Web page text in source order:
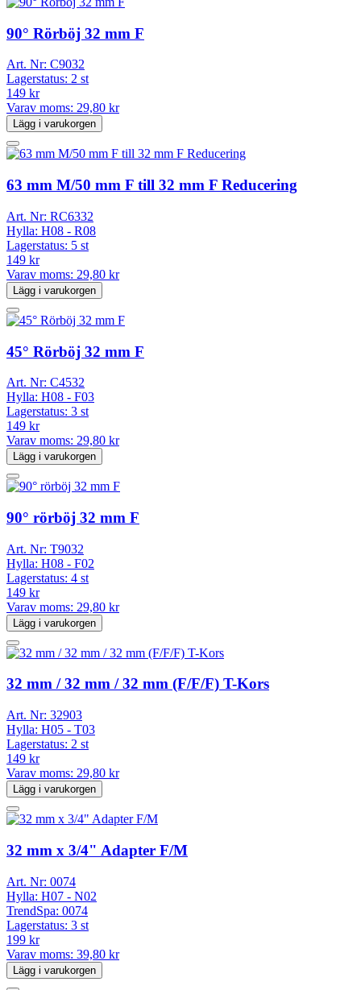
90° Rörböj 32 mm F
Art. Nr: C9032
Lagerstatus: 2 st
149 kr
Varav moms: 29,80 kr
Lägg i varukorgen
63 mm M/50 mm F till 32 mm F Reducering
Art. Nr: RC6332
Hylla: H08 - R08
Lagerstatus: 5 st
149 kr
Varav moms: 29,80 kr
Lägg i varukorgen
45° Rörböj 32 mm F
Art. Nr: C4532
Hylla: H08 - F03
Lagerstatus: 3 st
149 kr
Varav moms: 29,80 kr
Lägg i varukorgen
90° rörböj 32 mm F
Art. Nr: T9032
Hylla: H08 - F02
Lagerstatus: 4 st
149 kr
Varav moms: 29,80 kr
Lägg i varukorgen
32 mm / 32 mm / 32 mm (F/F/F) T-Kors
Art. Nr: 32903
Hylla: H05 - T03
Lagerstatus: 2 st
149 kr
Varav moms: 29,80 kr
Lägg i varukorgen
32 mm x 3/4" Adapter F/M
Art. Nr: 0074
Hylla: H07 - N02
TrendSpa: 0074
Lagerstatus: 3 st
199 kr
Varav moms: 39,80 kr
Lägg i varukorgen